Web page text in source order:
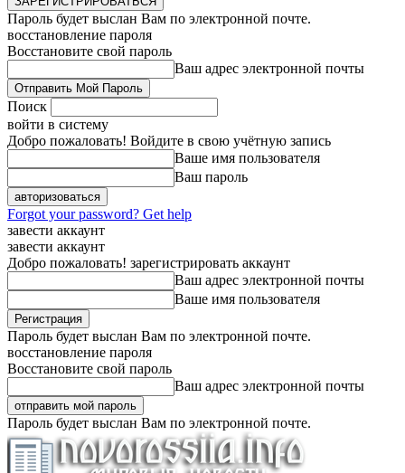
Пароль будет выслан Вам по электронной почте.
восстановление пароля
Восстановите свой пароль
Ваш адрес электронной почты
Поиск
войти в систему
Добро пожаловать! Войдите в свою учётную запись
Ваше имя пользователя
Ваш пароль
Forgot your password? Get help
завести аккаунт
завести аккаунт
Добро пожаловать! зарегистрировать аккаунт
Ваш адрес электронной почты
Ваше имя пользователя
Пароль будет выслан Вам по электронной почте.
восстановление пароля
Восстановите свой пароль
Ваш адрес электронной почты
Пароль будет выслан Вам по электронной почте.